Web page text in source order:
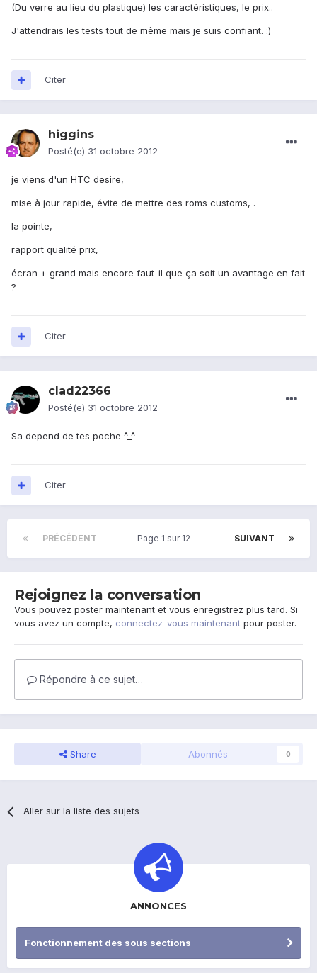
(Du verre au lieu du plastique) les caractéristiques, le prix..
J'attendrais les tests tout de même mais je suis confiant. :)
Citer
higgins
Posté(e) 31 octobre 2012
je viens d'un HTC desire,
mise à jour rapide, évite de mettre des roms customs, .
la pointe,
rapport qualité prix,
écran + grand mais encore faut-il que ça soit un avantage en fait
?
Citer
clad22366
Posté(e) 31 octobre 2012
Sa depend de tes poche ^_^
Citer
PRÉCÉDENT SUIVANT
Page 1 sur 12
Rejoignez la conversation
Vous pouvez poster maintenant et vous enregistrez plus tard. Si
vous avez un compte, connectez-vous maintenant pour poster.
Répondre à ce sujet…
Share Abonnés 0
Aller sur la liste des sujets
ANNONCES
Fonctionnement des sous sections